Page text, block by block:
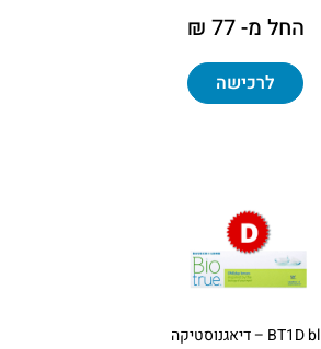
החל מ- 77 ₪
לרכישה
BT1D bl – דיאגנוסטיקה